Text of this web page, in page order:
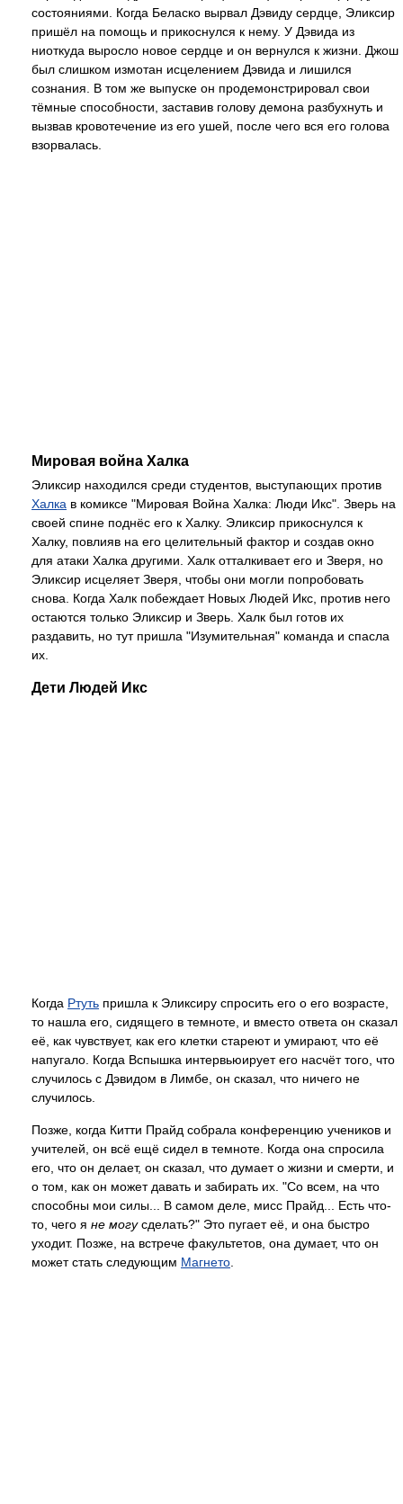
состояниями. Когда Беласко вырвал Дэвиду сердце, Эликсир
пришёл на помощь и прикоснулся к нему. У Дэвида из
ниоткуда выросло новое сердце и он вернулся к жизни. Джош
был слишком измотан исцелением Дэвида и лишился
сознания. В том же выпуске он продемонстрировал свои
тёмные способности, заставив голову демона разбухнуть и
вызвав кровотечение из его ушей, после чего вся его голова
взорвалась.
Мировая война Халка
Эликсир находился среди студентов, выступающих против
Халка в комиксе "Мировая Война Халка: Люди Икс". Зверь на
своей спине поднёс его к Халку. Эликсир прикоснулся к
Халку, повлияв на его целительный фактор и создав окно
для атаки Халка другими. Халк отталкивает его и Зверя, но
Эликсир исцеляет Зверя, чтобы они могли попробовать
снова. Когда Халк побеждает Новых Людей Икс, против него
остаются только Эликсир и Зверь. Халк был готов их
раздавить, но тут пришла "Изумительная" команда и спасла
их.
Дети Людей Икс
Когда Ртуть пришла к Эликсиру спросить его о его возрасте,
то нашла его, сидящего в темноте, и вместо ответа он сказал
её, как чувствует, как его клетки стареют и умирают, что её
напугало. Когда Вспышка интервьюирует его насчёт того, что
случилось с Дэвидом в Лимбе, он сказал, что ничего не
случилось.
Позже, когда Китти Прайд собрала конференцию учеников и
учителей, он всё ещё сидел в темноте. Когда она спросила
его, что он делает, он сказал, что думает о жизни и смерти, и
о том, как он может давать и забирать их. "Со всем, на что
способны мои силы... В самом деле, мисс Прайд... Есть что-
то, чего я не могусделать?" Это пугает её, и она быстро
уходит. Позже, на встрече факультетов, она думает, что он
может стать следующим Магнето